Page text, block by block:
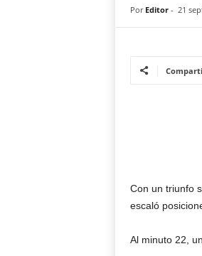
Por Editor- 21
Con un triunfo
escaló
Al minuto 22,